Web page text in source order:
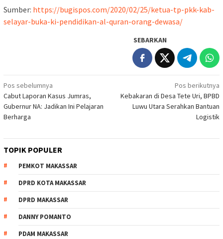
Sumber: https://bugispos.com/2020/02/25/ketua-tp-pkk-kab-
selayar-buka-ki-pendidikan-al-quran-orang-dewasa/
SEBARKAN
Navigasi
pos
Pos sebelumnya
Cabut Laporan Kasus Jumras,
Gubernur NA: Jadikan Ini Pelajaran
Berharga
Pos berikutnya
Kebakaran di Desa Tete Uri, BPBD
Luwu Utara Serahkan Bantuan
Logistik
TOPIK POPULER
PEMKOT MAKASSAR
DPRD KOTA MAKASSAR
DPRD MAKASSAR
DANNY POMANTO
PDAM MAKASSAR